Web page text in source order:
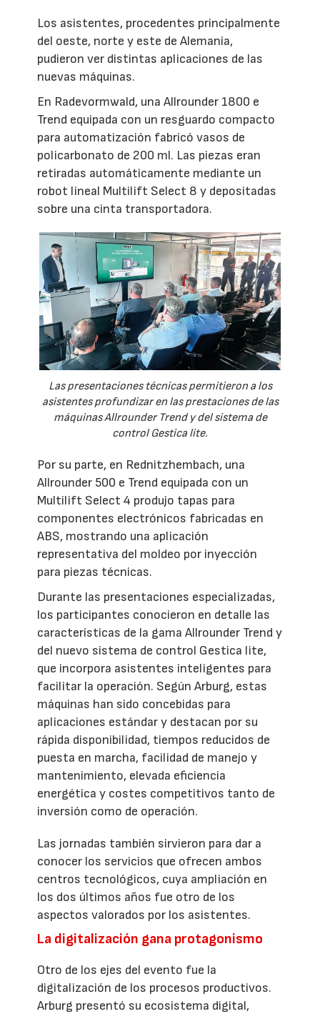
Los asistentes, procedentes principalmente
del oeste, norte y este de Alemania,
pudieron ver distintas aplicaciones de las
nuevas máquinas.
En Radevormwald, una Allrounder 1800 e
Trend equipada con un resguardo compacto
para automatización fabricó vasos de
policarbonato de 200 ml. Las piezas eran
retiradas automáticamente mediante un
robot lineal Multilift Select 8 y depositadas
sobre una cinta transportadora.
Las presentaciones técnicas permitieron a los
asistentes profundizar en las prestaciones de las
máquinas Allrounder Trend y del sistema de
control Gestica lite.
Por su parte, en Rednitzhembach, una
Allrounder 500 e Trend equipada con un
Multilift Select 4 produjo tapas para
componentes electrónicos fabricadas en
ABS, mostrando una aplicación
representativa del moldeo por inyección
para piezas técnicas.
Durante las presentaciones especializadas,
los participantes conocieron en detalle las
características de la gama Allrounder Trend y
del nuevo sistema de control Gestica lite,
que incorpora asistentes inteligentes para
facilitar la operación. Según Arburg, estas
máquinas han sido concebidas para
aplicaciones estándar y destacan por su
rápida disponibilidad, tiempos reducidos de
puesta en marcha, facilidad de manejo y
mantenimiento, elevada eficiencia
energética y costes competitivos tanto de
inversión como de operación.
Las jornadas también sirvieron para dar a
conocer los servicios que ofrecen ambos
centros tecnológicos, cuya ampliación en
los dos últimos años fue otro de los
aspectos valorados por los asistentes.
La digitalización gana protagonismo
Otro de los ejes del evento fue la
digitalización de los procesos productivos.
Arburg presentó su ecosistema digital,